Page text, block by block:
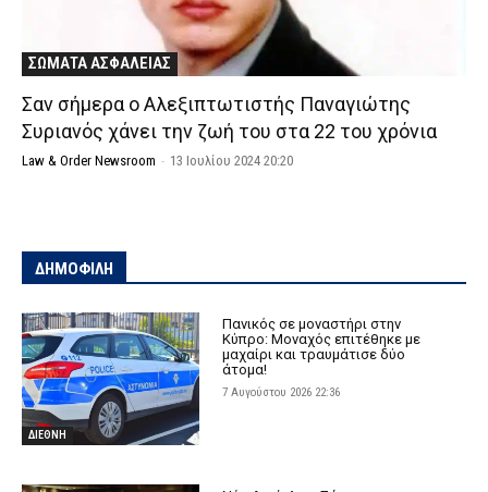
ΣΩΜΑΤΑ ΑΣΦΑΛΕΙΑΣ
Σαν σήμερα ο Αλεξιπτωτιστής Παναγιώτης
Συριανός χάνει την ζωή του στα 22 του χρόνια
Law & Order Newsroom - 13 Ιουλίου 2024 20:20
ΔΗΜΟΦΙΛΗ
ΔΙΕΘΝΗ
Πανικός σε μοναστήρι στην
Κύπρο: Μοναχός επιτέθηκε με
μαχαίρι και τραυμάτισε δύο
άτομα!
7 Αυγούστου 2026 22:36